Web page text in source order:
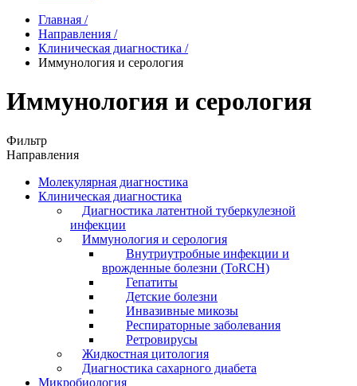
Главная /
Направления /
Клиническая диагностика /
Иммунология и серология
Иммунология и серология
Фильтр
Направления
Молекулярная диагностика
Клиническая диагностика
Диагностика латентной туберкулезной
инфекции
Иммунология и серология
Внутриутробные инфекции и
врожденные болезни (ToRCH)
Гепатиты
Детские болезни
Инвазивные микозы
Респираторные заболевания
Ретровирусы
Жидкостная цитология
Диагностика сахарного диабета
Микробиология